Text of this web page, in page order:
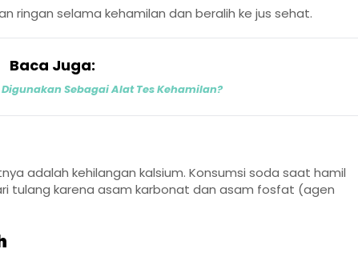
ringan selama kehamilan dan beralih ke jus sehat.
Baca Juga:
Sebagai Alat Tes Kehamilan?
adalah kehilangan kalsium. Konsumsi soda saat hamil
tulang karena asam karbonat dan asam fosfat (agen